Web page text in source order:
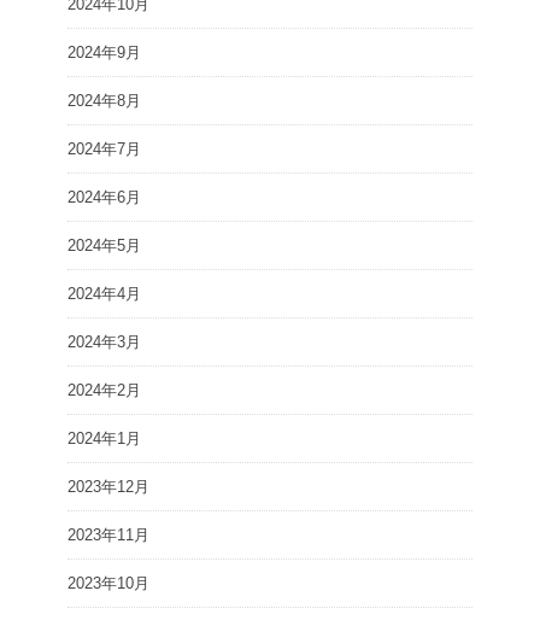
2024年10月
2024年9月
2024年8月
2024年7月
2024年6月
2024年5月
2024年4月
2024年3月
2024年2月
2024年1月
2023年12月
2023年11月
2023年10月